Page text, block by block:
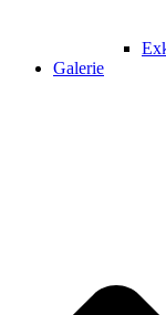
Galerie